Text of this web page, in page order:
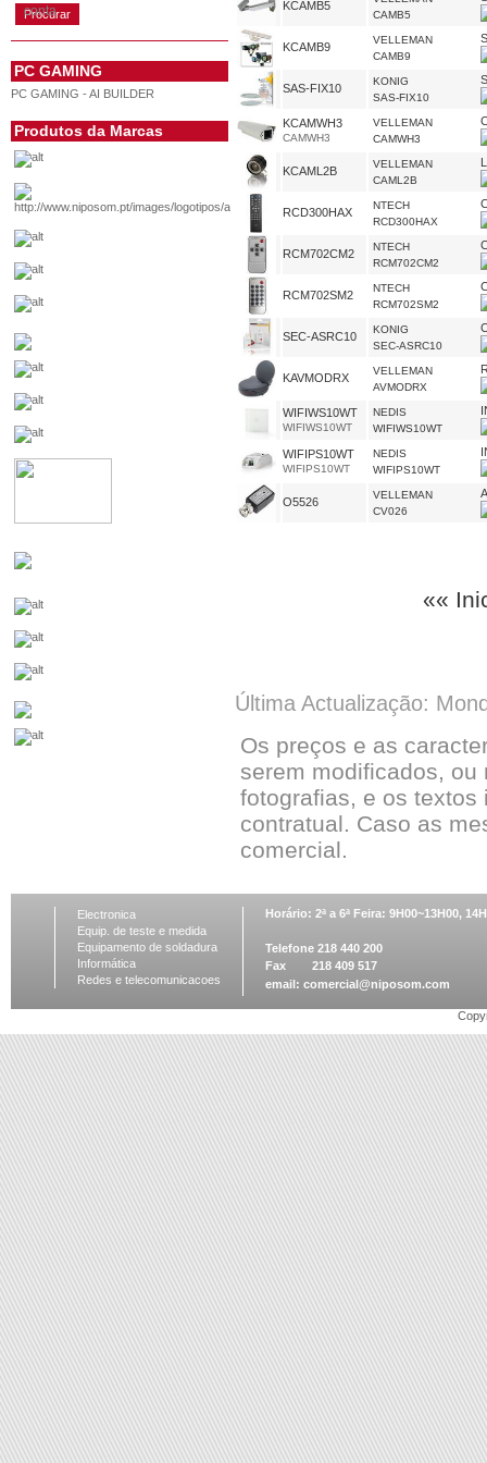
conta
PC GAMING
PC GAMING - AI BUILDER
Produtos da Marcas
KCAMB5
CAMB5
KCAMB9
VELLEMAN
CAMB9
SAS-FIX10
KONIG
SAS-FIX10
KCAMWH3
CAMWH3
VELLEMAN
CAMWH3
KCAML2B
VELLEMAN
CAML2B
RCD300HAX
NTECH
RCD300HAX
RCM702CM2
NTECH
RCM702CM2
RCM702SM2
NTECH
RCM702SM2
SEC-ASRC10
KONIG
SEC-ASRC10
KAVMODRX
VELLEMAN
AVMODRX
WIFIWS10WT
WIFIWS10WT
NEDIS
WIFIWS10WT
WIFIPS10WT
WIFIPS10WT
NEDIS
WIFIPS10WT
O5526
VELLEMAN
CV026
««
Última Actualização:
Os preços e as
serem modificados, ou
fotografias, e os
contratual. Caso as
comercial.
Electronica
Equip. de teste e medida
Equipamento de soldadura
Informática
Redes e telecomunicacoes
Horário: 2ª a 6ª Feira: 9H00~13H00,
Telefone 218 440 200
Fax 218 409 517
email: comercial@niposom.com